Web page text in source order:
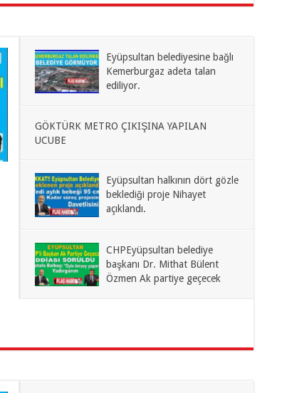
Eyüpsultan belediyesine bağlı
Kemerburgaz adeta talan
ediliyor.
GÖKTÜRK METRO ÇIKIŞINA YAPILAN
UCUBE
Eyüpsultan halkının dört gözle
beklediği proje Nihayet
açıklandı.
CHPEyüpsultan belediye
başkanı Dr. Mithat Bülent
Özmen Ak partiye geçecek